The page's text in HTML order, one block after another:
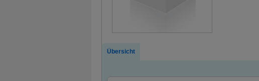
Übersicht